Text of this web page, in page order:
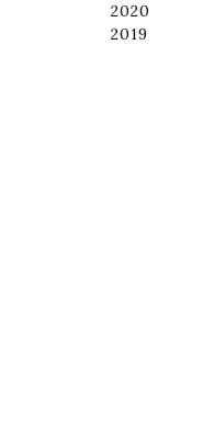
2020
2019